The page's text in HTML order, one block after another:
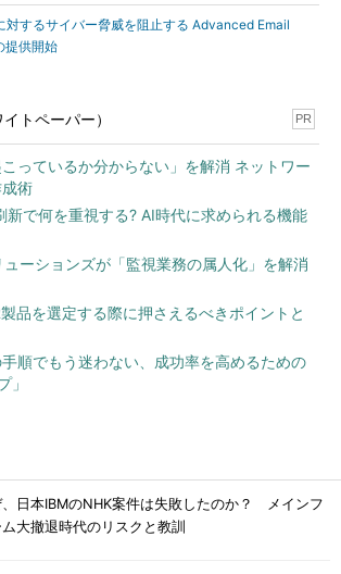
対するサイバー脅威を阻止する Advanced Email
提供開始
トペーパー） PR
こっているか分からない」を解消 ネットワー
術
新で何を重視する? AI時代に求められる機能
ーションズが「監視業務の属人化」を解消
品を選定する際に押さえるべきポイントと
順でもう迷わない、成功率を高めるための
」
日本IBMのNHK案件は失敗したのか？ メインフ
ム大撤退時代のリスクと教訓